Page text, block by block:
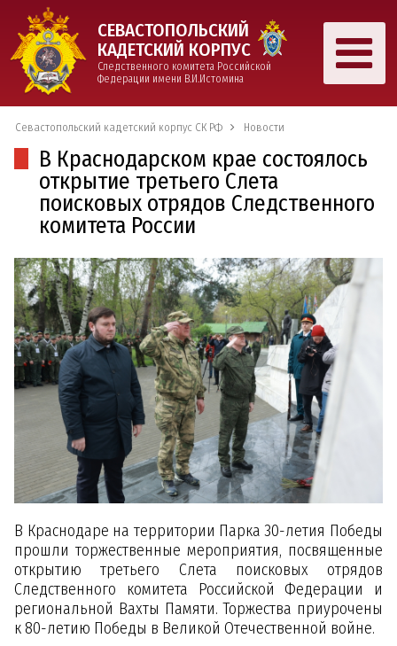
СЕВАСТОПОЛЬСКИЙ
КАДЕТСКИЙ КОРПУС
Следственного комитета Российской
Федерации имени В.И.Истомина
Севастопольский кадетский корпус СК РФ Новости
В Краснодарском крае состоялось
открытие третьего Слета
поисковых отрядов Следственного
комитета России
В Краснодаре на территории Парка 30-летия Победы
прошли торжественные мероприятия, посвященные
открытию третьего Слета поисковых отрядов
Следственного комитета Российской Федерации и
региональной Вахты Памяти. Торжества приурочены
к 80-летию Победы в Великой Отечественной войне.